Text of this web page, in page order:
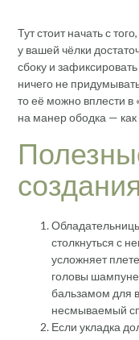
Тут стоит начать с
у вашей чёлки
сбоку и
ничего не
то её можно вплести в
на манер ободка —
столкнуться с
усложняет
головы
бальзамом для
несмываемый
Если укладка